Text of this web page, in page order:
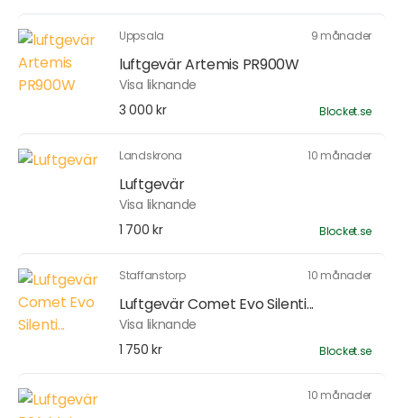
Uppsala 9 månader
luftgevär Artemis PR900W
Visa liknande
3 000 kr
Blocket.se
Landskrona 10 månader
Luftgevär
Visa liknande
1 700 kr
Blocket.se
Staffanstorp 10 månader
Luftgevär Comet Evo Silenti...
Visa liknande
1 750 kr
Blocket.se
10 månader